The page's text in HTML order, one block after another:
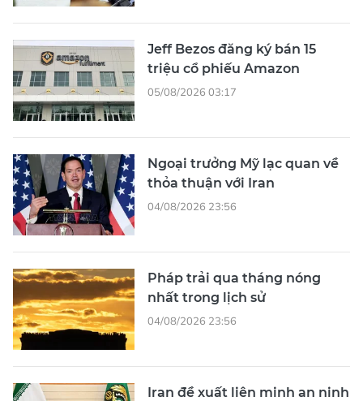
Jeff Bezos đăng ký bán 15
triệu cổ phiếu Amazon
05/08/2026 03:17
Ngoại trưởng Mỹ lạc quan về
thỏa thuận với Iran
04/08/2026 23:56
Pháp trải qua tháng nóng
nhất trong lịch sử
04/08/2026 23:56
Iran đề xuất liên minh an ninh